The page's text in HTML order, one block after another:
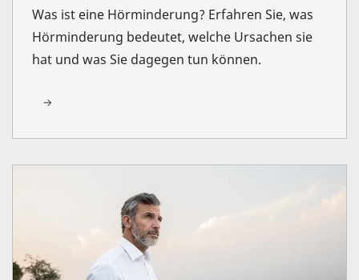
Was ist eine Hörminderung? Erfahren Sie, was
Hörminderung bedeutet, welche Ursachen sie
hat und was Sie dagegen tun können.